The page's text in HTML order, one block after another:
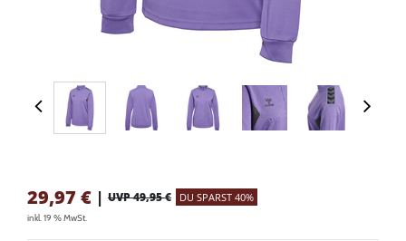
29,97 € | UVP 49,95 € DU SPARST 40%
inkl. 19 % MwSt.